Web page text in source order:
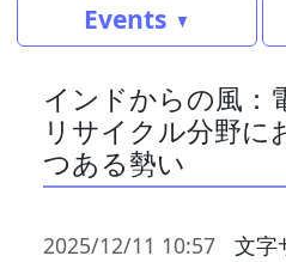
Events
インドからの風：
リサイクル分野に
つある勢い
2025/12/11 10:57 文字